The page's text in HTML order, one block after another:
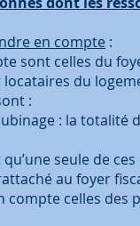
en compte :
sont celles du
du
:
: la totalité
seule de
au foyer
compte celles